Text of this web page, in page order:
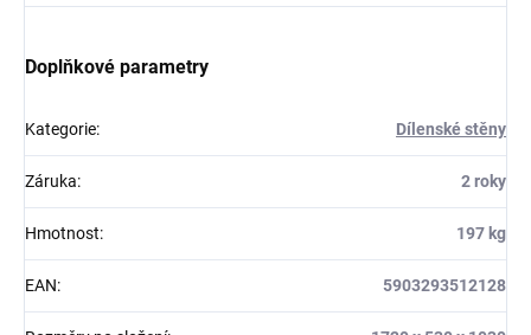
Doplňkové parametry
Kategorie: Dílenské stěny
Záruka: 2 roky
Hmotnost: 197 kg
EAN: 5903293512128